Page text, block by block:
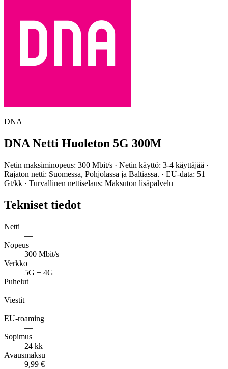
DNA
DNA Netti Huoleton 5G 300M
Netin maksiminopeus: 300 Mbit/s · Netin käyttö: 3-4 käyttäjää ·
Rajaton netti: Suomessa, Pohjolassa ja Baltiassa. · EU-data: 51
Gt/kk · Turvallinen nettiselaus: Maksuton lisäpalvelu
Tekniset tiedot
Netti
—
Nopeus
300 Mbit/s
Verkko
5G + 4G
Puhelut
—
Viestit
—
EU-roaming
—
Sopimus
24 kk
Avausmaksu
9,99 €